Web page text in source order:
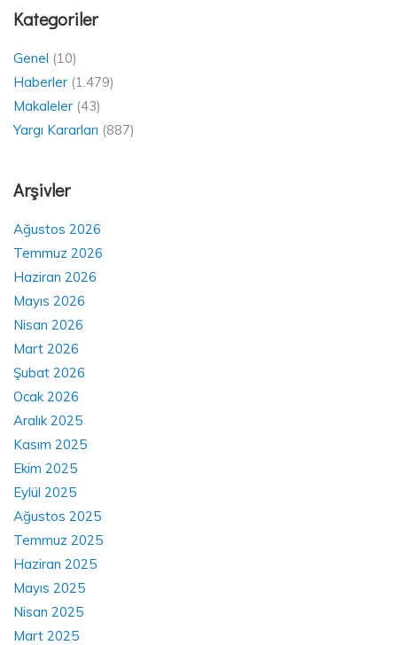
Kategoriler
Genel (10)
Haberler (1.479)
Makaleler (43)
Yargı Kararları (887)
Arşivler
Ağustos 2026
Temmuz 2026
Haziran 2026
Mayıs 2026
Nisan 2026
Mart 2026
Şubat 2026
Ocak 2026
Aralık 2025
Kasım 2025
Ekim 2025
Eylül 2025
Ağustos 2025
Temmuz 2025
Haziran 2025
Mayıs 2025
Nisan 2025
Mart 2025